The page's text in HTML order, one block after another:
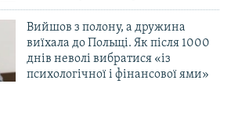
Вийшов з полону, а дружина
виїхала до Польщі. Як після 1000
днів неволі вибратися «із
психологічної і фінансової ями»